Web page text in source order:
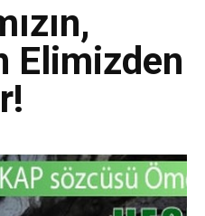
Elimizden